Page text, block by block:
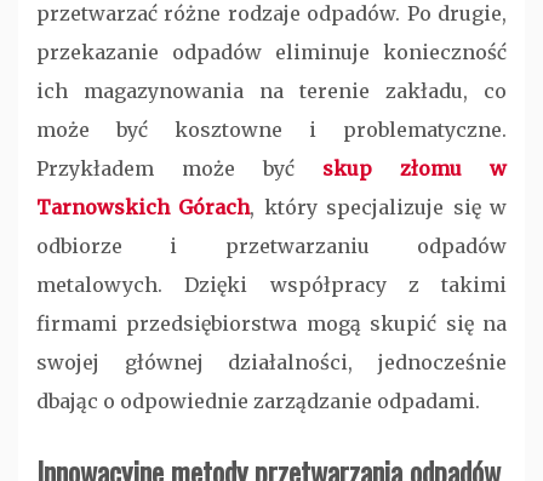
przetwarzać różne rodzaje odpadów. Po drugie,
przekazanie odpadów eliminuje konieczność
ich magazynowania na terenie zakładu, co
może być kosztowne i problematyczne.
Przykładem może być
skup złomu w
Tarnowskich Górach, który specjalizuje się w
odbiorze i przetwarzaniu odpadów
metalowych. Dzięki współpracy z takimi
firmami przedsiębiorstwa mogą skupić się na
swojej głównej działalności, jednocześnie
dbając o odpowiednie zarządzanie odpadami.
Innowacyjne metody przetwarzania odpadów